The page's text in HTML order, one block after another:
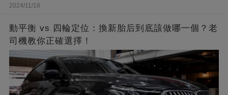
2024/11/18
動平衡 vs 四輪定位：換新胎后到底該做哪一個？老
司機教你正確選擇！